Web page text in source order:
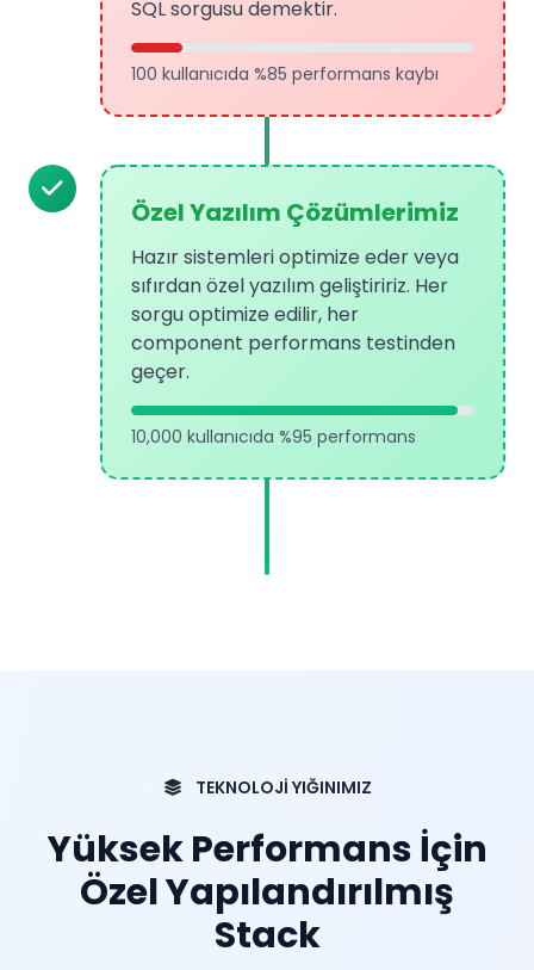
SQL sorgusu demektir.
100 kullanıcıda %85 performans kaybı
Özel Yazılım Çözümlerimiz
Hazır sistemleri optimize eder veya
sıfırdan özel yazılım geliştiririz. Her
sorgu optimize edilir, her
component performans testinden
geçer.
10,000 kullanıcıda %95 performans
TEKNOLOJİ YIĞINIMIZ
Yüksek Performans İçin
Özel Yapılandırılmış
Stack